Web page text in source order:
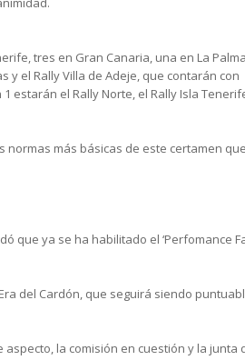
tres en Gran Canaria, una en La
y el Rally Villa de Adeje, que contarán con
estarán el Rally Norte, el Rally Isla
más básicas de este certamen que
que ya se ha habilitado el ‘Perfomance
del Cardón, que seguirá siendo
la comisión en cuestión y la junta